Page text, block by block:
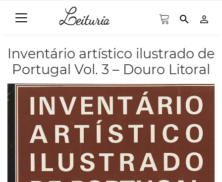
search person_outline
Inventário artístico ilustrado de
Portugal Vol. 3 – Douro Litoral